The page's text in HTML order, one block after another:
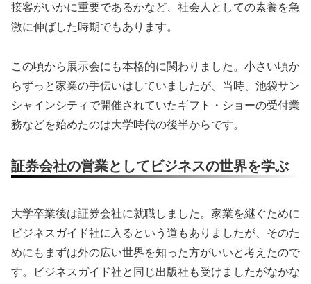
接客がいかに重要であるかなど、社会人としての素養を急
激に伸ばした時期でもあります。
この頃から展示会にも本格的に関わりました。小さい頃か
らずっと家業の手伝いはしていましたが、当時、池袋サン
シャインシティで開催されていたギフト・ショーの受付業
務などを始めたのは大学時代の後半からです。
証券会社の営業としてビジネスの世界を学ぶ
大学卒業後は証券会社に就職しました。家業を継ぐために
ビジネスガイド社に入るという道もありましたが、そのた
めにもまずは外の広い世界を知った方がいいと考えたので
す。ビジネスガイド社と同じ出版社も受けましたがなかな